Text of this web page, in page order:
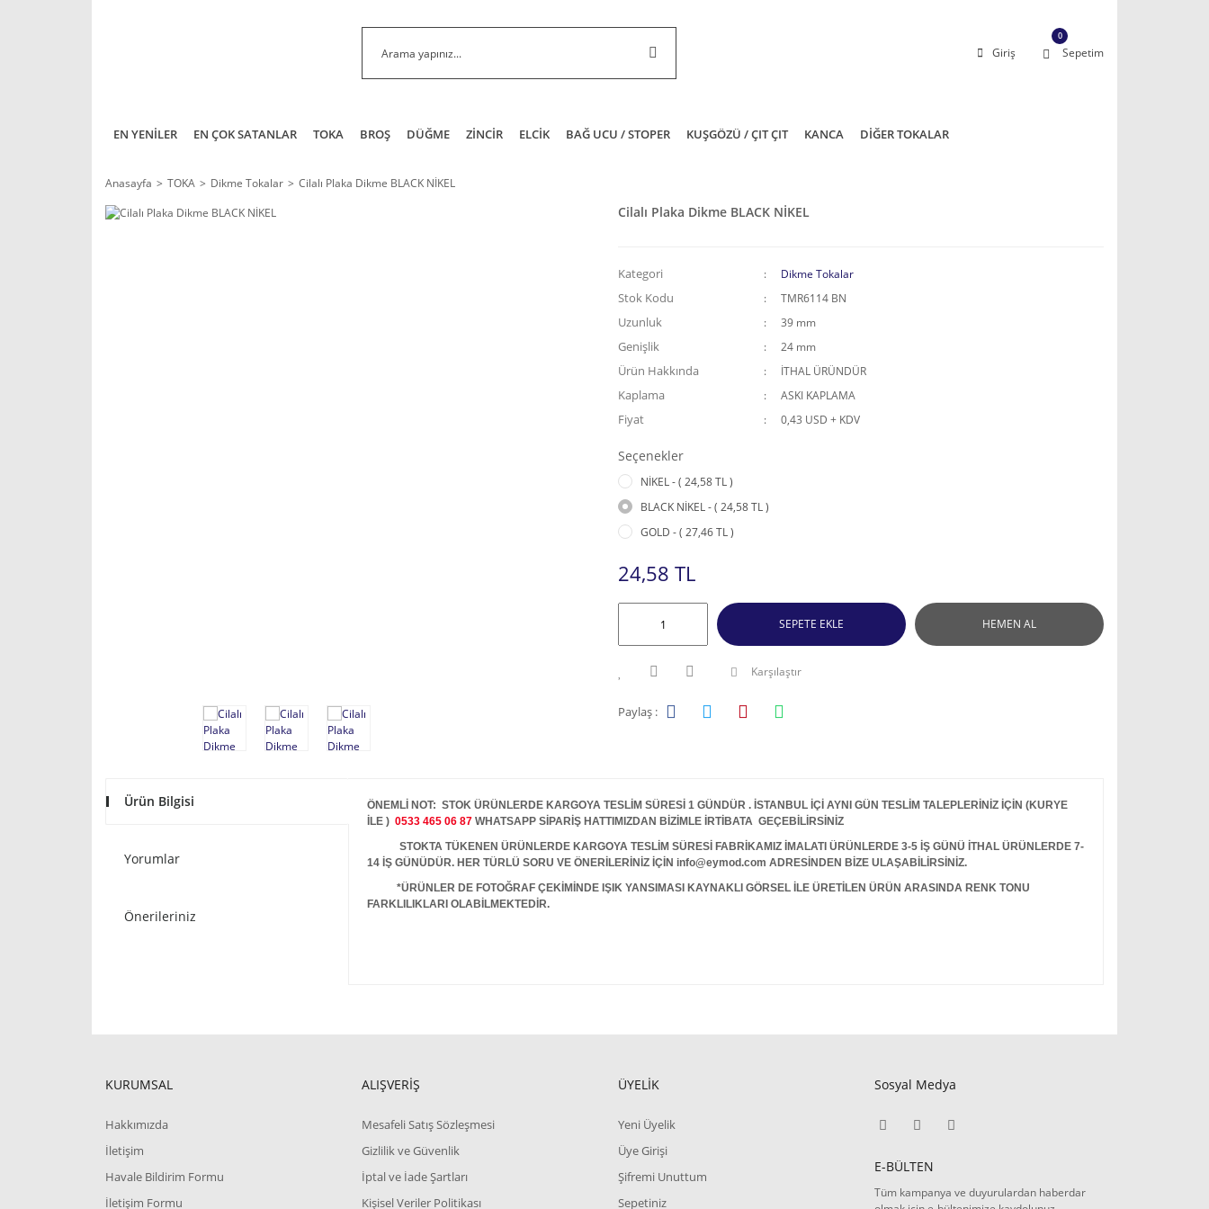
Giriş Sepetim
0
EN YENİLER EN ÇOK SATANLAR TOKA BROŞ DÜĞME ZİNCİR ELCİK BAĞ UCU / STOPER KUŞGÖZÜ / ÇIT ÇIT KANCA DİĞER TOKALAR
Anasayfa TOKA Dikme Tokalar Cilalı Plaka Dikme BLACK NİKEL
Cilalı Plaka Dikme BLACK NİKEL
Kategori Dikme Tokalar
Stok Kodu TMR6114 BN
Uzunluk 39 mm
Genişlik 24 mm
Ürün Hakkında İTHAL ÜRÜNDÜR
Kaplama ASKI KAPLAMA
Fiyat 0,43 USD + KDV
Seçenekler
NİKEL - ( 24,58 TL )
BLACK NİKEL - ( 24,58 TL )
GOLD - ( 27,46 TL )
24,58 TL
SEPETE EKLE HEMEN AL
Karşılaştır
Paylaş :
Ürün Bilgisi
Yorumlar
Önerileriniz
ÖNEMLİ NOT: STOK ÜRÜNLERDE KARGOYA TESLİM SÜRESİ 1 GÜNDÜR . İSTANBUL İÇİ AYNI GÜN TESLİM TALEPLERİNİZ İÇİN (KURYE
İLE ) 0533 465 06 87 WHATSAPP SİPARİŞ HATTIMIZDAN BİZİMLE İRTİBATA GEÇEBİLİRSİNİZ
STOKTA TÜKENEN ÜRÜNLERDE KARGOYA TESLİM SÜRESİ FABRİKAMIZ İMALATI ÜRÜNLERDE 3-5 İŞ GÜNÜ İTHAL ÜRÜNLERDE 7-
14 İŞ GÜNÜDÜR. HER TÜRLÜ SORU VE ÖNERİLERİNİZ İÇİN info@eymod.com ADRESİNDEN BİZE ULAŞABİLİRSİNİZ.
*ÜRÜNLER DE FOTOĞRAF ÇEKİMİNDE IŞIK YANSIMASI KAYNAKLI GÖRSEL İLE ÜRETİLEN ÜRÜN ARASINDA RENK TONU
FARKLILIKLARI OLABİLMEKTEDİR.
KURUMSAL
Hakkımızda
İletişim
Havale Bildirim Formu
İletişim Formu
ALIŞVERİŞ
Mesafeli Satış Sözleşmesi
Gizlilik ve Güvenlik
İptal ve İade Şartları
Kişisel Veriler Politikası
ÜYELİK
Yeni Üyelik
Üye Girişi
Şifremi Unuttum
Sepetiniz
Sosyal Medya
E-BÜLTEN
Tüm kampanya ve duyurulardan haberdar